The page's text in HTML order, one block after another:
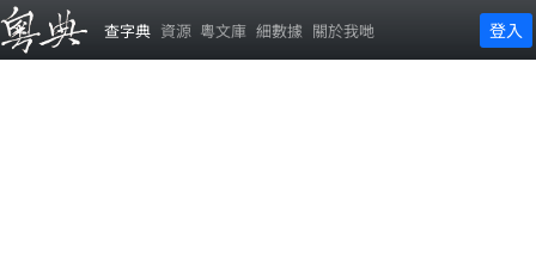
查字典 資源 粵文庫 細數據 關於我哋 登入